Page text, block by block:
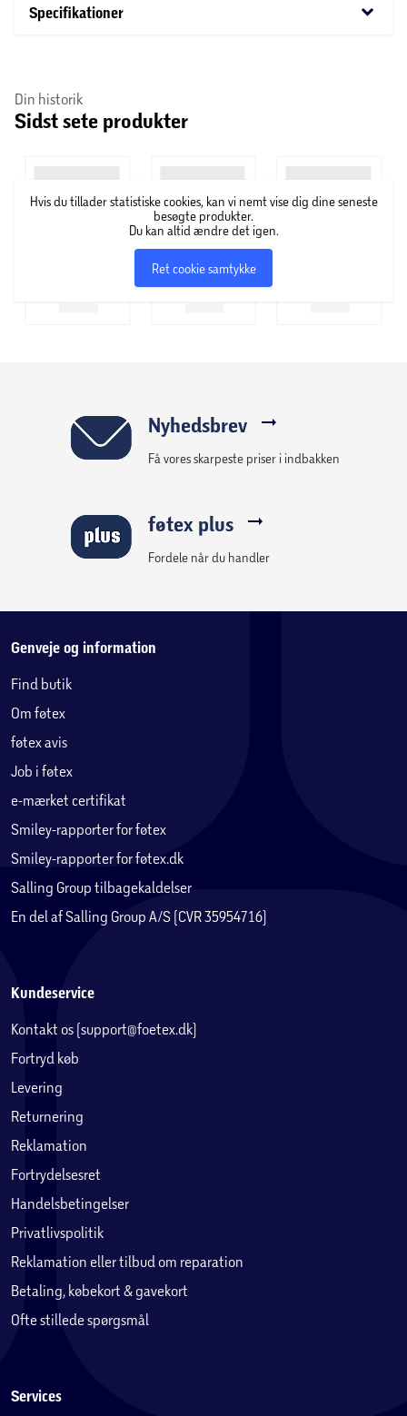
Specifikationer keyboard_arrow_down
Din historik
Sidst sete produkter
Hvis du tillader statistiske cookies, kan vi nemt vise dig dine seneste
besøgte produkter.
Du kan altid ændre det igen.
Ret cookie samtykke
Nyhedsbrev
Få vores skarpeste priser i indbakken
føtex plus
Fordele når du handler
Genveje og information
Find butik
Om føtex
føtex avis
Job i føtex
e-mærket certifikat
Smiley-rapporter for føtex
Smiley-rapporter for føtex.dk
Salling Group tilbagekaldelser
En del af Salling Group A/S (CVR 35954716)
Kundeservice
Kontakt os (support@foetex.dk)
Fortryd køb
Levering
Returnering
Reklamation
Fortrydelsesret
Handelsbetingelser
Privatlivspolitik
Reklamation eller tilbud om reparation
Betaling, købekort & gavekort
Ofte stillede spørgsmål
Services